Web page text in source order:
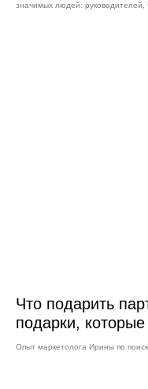
значимых людей:
Что подарить
подарки,
Опыт маркетолога Ирины по